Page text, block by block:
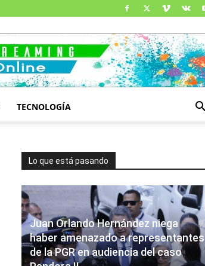
TECNOLOGÍA
Lo que está pasando
Juan Orlando Hernández niega
haber amenazado a representantes
de la PGR en audiencia del caso